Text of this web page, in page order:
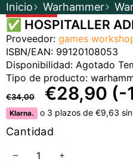
Inicio Warhammer
SALTAR A LA
EN OFERTA
AGOTADO TEMPORALMENTE
✅ HOSPITALLER
Proveedor: games
ISBN/EAN: 99120108053
Disponibilidad: Agotado
Tipo de producto:
PRECIO
REGULAR
€34,00
PRECIO
EN
OFERTA
€28,90 (-
Klarna. o 3 plazos de €9,63
Cantidad
DISMINUIRAUMENTAR